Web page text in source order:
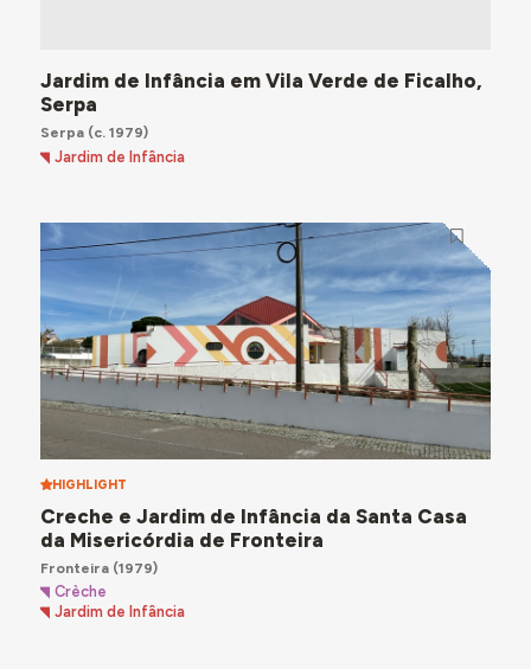
Jardim de Infância em Vila Verde de Ficalho,
Serpa
Serpa(c. 1979)
Jardim de Infância
HIGHLIGHT
Creche e Jardim de Infância da Santa Casa
da Misericórdia de Fronteira
Fronteira(1979)
Crèche
Jardim de Infância